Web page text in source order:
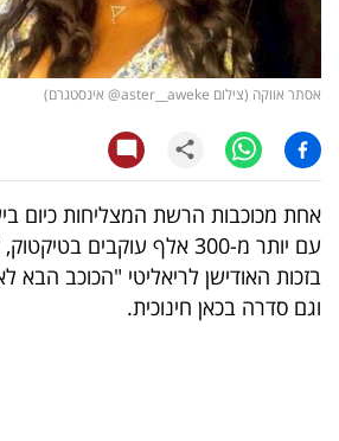
עסקית
קריפטו
ויראלי
טלוויזיה
עסקי
ספורט
אסתר אווקה (צילום aster__aweke@ אינסטגרם)
אחת מכוכבות הרשת המצליחות כיום
עם יותר מ-300 אלף עוקבים
וגם סדרה בכאן חינוכית.